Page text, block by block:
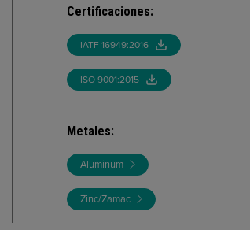
Certificaciones:
IATF 16949:2016
ISO 9001:2015
Metales:
Aluminum
Zinc/Zamac